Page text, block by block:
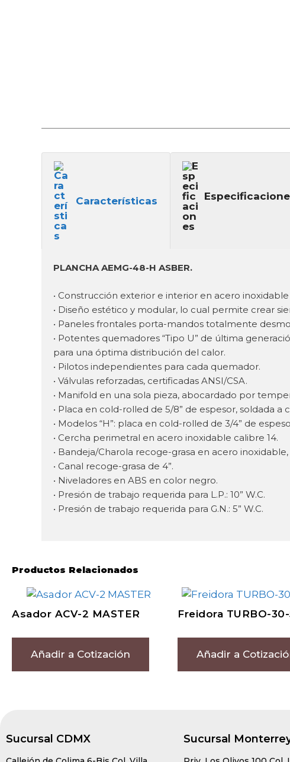
Características
PLANCHA AEMG-48-H ASBER.
• Construcción exterior e interior en acero
• Diseño estético y modular, lo cual permite crear
• Paneles frontales porta-mandos totalmente
• Potentes quemadores “Tipo U” de última
para una óptima distribución del calor.
• Pilotos independientes para cada quemador.
• Válvulas reforzadas, certificadas ANSI/CSA.
• Manifold en una sola pieza, abocardado por
• Placa en cold-rolled de 5/8” de espesor, soldada
• Modelos “H”: placa en cold-rolled de 3/4” de
• Cercha perimetral en acero inoxidable calibre 14.
• Bandeja/Charola recoge-grasa en acero
• Canal recoge-grasa de 4”.
• Niveladores en ABS en color negro.
• Presión de trabajo requerida para L.P.: 10” W.C.
• Presión de trabajo requerida para G.N.: 5” W.C.
Productos Relacionados
Asador ACV-2 MASTER
Añadir a Cotización
Freidora TURBO-
Añadir a
Sucursal CDMX Sucursal